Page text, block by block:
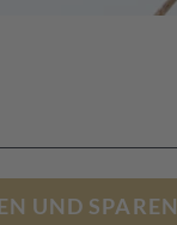
UND SPAREN